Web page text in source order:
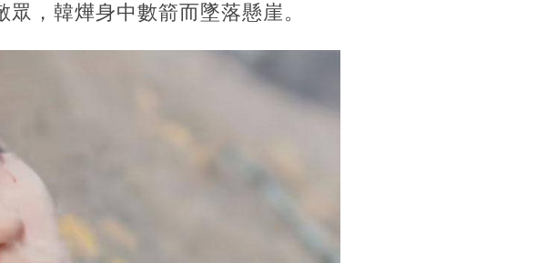
，韓燁身中數箭而墜落懸崖。